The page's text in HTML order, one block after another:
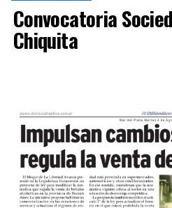
Convocatoria
Chiquita